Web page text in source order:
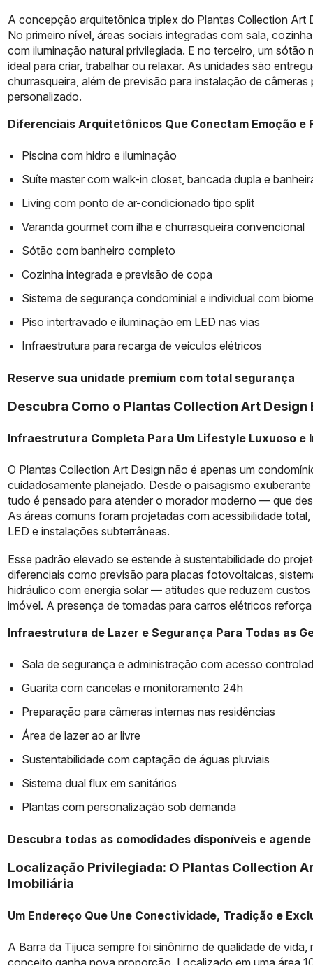
A concepção arquitetônica triplex do Plantas Collection Art
No primeiro nível, áreas sociais integradas com sala,
com iluminação natural privilegiada. E no terceiro, um
ideal para criar, trabalhar ou relaxar. As unidades são
churrasqueira, além de previsão para instalação de
personalizado.
Diferenciais Arquitetônicos Que Conectam Emoção e
Piscina com hidro e iluminação
Suíte master com walk-in closet, bancada dupla e
Living com ponto de ar-condicionado tipo split
Varanda gourmet com ilha e churrasqueira convencional
Sótão com banheiro completo
Cozinha integrada e previsão de copa
Sistema de segurança condominial e individual com
Piso intertravado e iluminação em LED nas vias
Infraestrutura para recarga de veículos elétricos
Reserve sua unidade premium com total segurança
Descubra Como o Plantas Collection Art
Infraestrutura Completa Para Um Lifestyle Luxuoso e
O Plantas Collection Art Design não é apenas um
cuidadosamente planejado. Desde o paisagismo
tudo é pensado para atender o morador moderno — que
As áreas comuns foram projetadas com acessibilidade
LED e instalações subterrâneas.
Esse padrão elevado se estende à sustentabilidade do
diferenciais como previsão para placas fotovoltaicas,
hidráulico com energia solar — atitudes que reduzem
imóvel. A presença de tomadas para carros elétricos
Infraestrutura de Lazer e Segurança Para Todas as
Sala de segurança e administração com acesso
Guarita com cancelas e monitoramento 24h
Preparação para câmeras internas nas residências
Área de lazer ao ar livre
Sustentabilidade com captação de águas pluviais
Sistema dual flux em sanitários
Plantas com personalização sob demanda
Descubra todas as comodidades disponíveis e
Localização Privilegiada: O Plantas Collection
Imobiliária
Um Endereço Que Une Conectividade, Tradição e
A Barra da Tijuca sempre foi sinônimo de qualidade de